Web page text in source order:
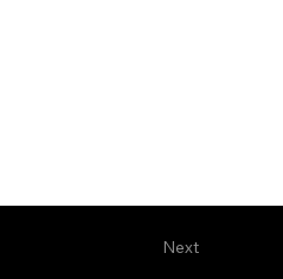
Next